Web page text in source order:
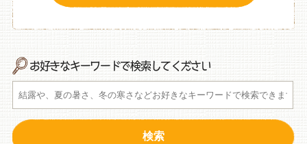
お好きなキーワードで検索してください